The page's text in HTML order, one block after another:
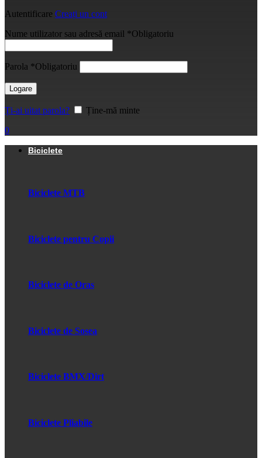
Autentificare Creați un cont
Nume utilizator sau adresă email *Obligatoriu
Parola *Obligatoriu
Logare
Ți-ai uitat parola?
Ține-mă minte
0
Biciclete
Biciclete MTB
Biciclete pentru Copii
Biciclete de Oras
Biciclete de Sosea
Biciclete BMX/Dirt
Biciclete Pliabile